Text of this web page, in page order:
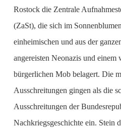
Rostock die Zentrale
(ZaSt), die sich im
einheimischen und aus der
angereisten Neonazis und einem
bürgerlichen Mob belagert. Die
Ausschreitungen gingen als die
Ausschreitungen der
Nachkriegsgeschichte ein. Stein